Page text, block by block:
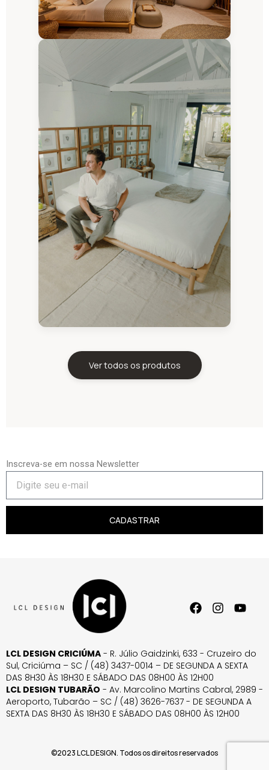
Ver todos os produtos
Inscreva-se em nossa Newsletter
CADASTRAR
LCL DESIGN CRICIÚMA - R. Júlio Gaidzinki, 633 - Cruzeiro do
Sul, Criciúma – SC / (48) 3437-0014 – DE SEGUNDA A SEXTA
DAS 8H30 ÀS 18H30 E SÁBADO DAS 08H00 ÀS 12H00
LCL DESIGN TUBARÃO - Av. Marcolino Martins Cabral, 2989 -
Aeroporto, Tubarão – SC / (48) 3626-7637 - DE SEGUNDA A
SEXTA DAS 8H30 ÀS 18H30 E SÁBADO DAS 08H00 ÀS 12H00
©2023 LCL DESIGN. Todos os direitos reservados